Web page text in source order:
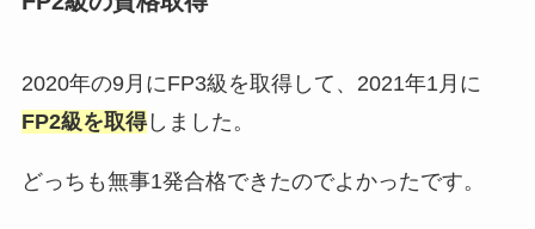
2020年の9月にFP3級を取得して、2021年1月に
FP2級を取得しました。
どっちも無事1発合格できたのでよかったです。